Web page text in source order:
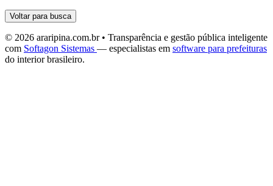
Voltar para busca
© 2026 araripina.com.br • Transparência e gestão pública inteligente
com Softagon Sistemas — especialistas em software para prefeituras
do interior brasileiro.